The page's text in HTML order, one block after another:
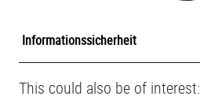
Informationssicherheit
This could also be of interest: